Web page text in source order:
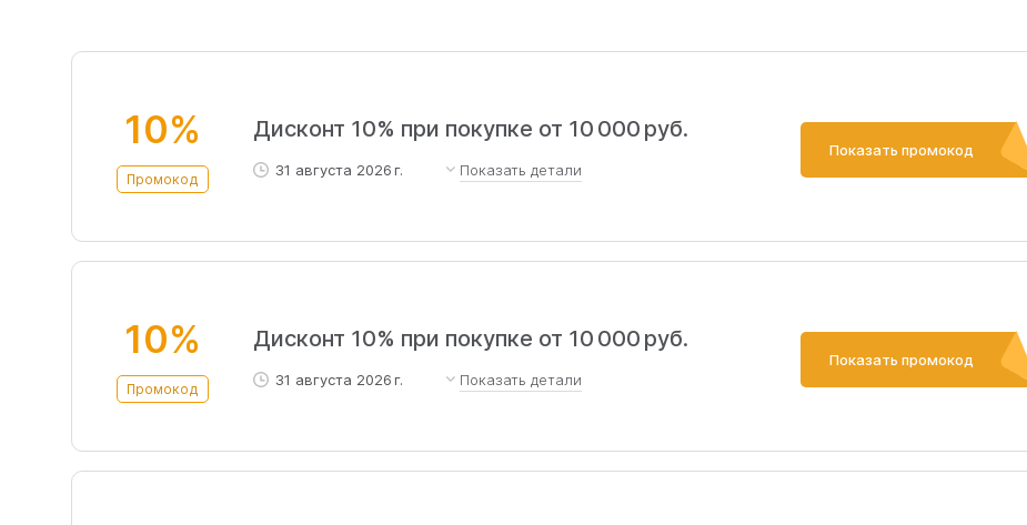
10%
Промокод
Дисконт 10% при покупке от 10 000 руб.
31 августа 2026 г. Показать детали
Показать промокод
При заказе от 10 000 рублей по коду предоставляется выгода 10%.
10%
Промокод
Дисконт 10% при покупке от 10 000 руб.
31 августа 2026 г. Показать детали
Показать промокод
Используйте промокод при оформлении заказа на сумму от 10000 рублей и сэкономьте
10%.